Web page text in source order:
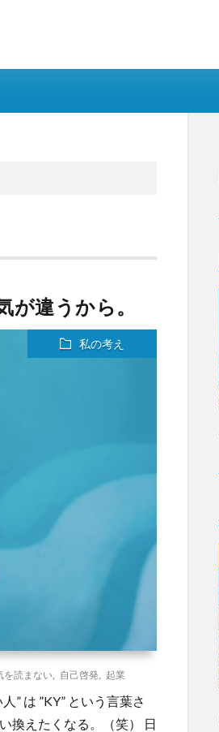
違うから。
私の考え
を読まない 自己啓発 起業
” は ”KY” という言葉さ
換えたくなる。（笑） 日